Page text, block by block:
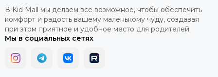
В Kid Mall мы делаем все возможное, чтобы обеспечить
комфорт и радость вашему маленькому чуду, создавая
при этом приятное и удобное место для родителей.
Мы в социальных сетях